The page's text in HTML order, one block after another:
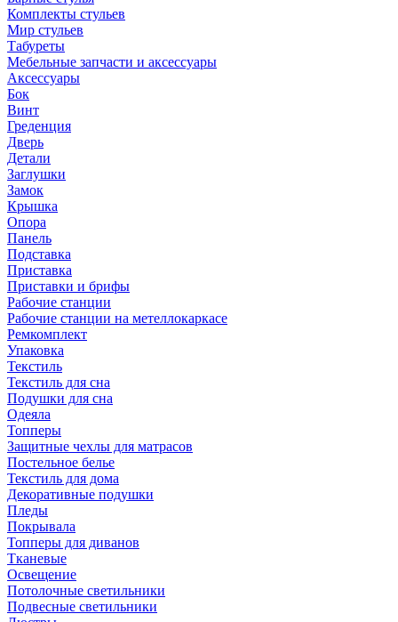
Комплекты стульев
Мир стульев
Табуреты
Мебельные запчасти и аксессуары
Аксессуары
Бок
Винт
Греденция
Дверь
Детали
Заглушки
Замок
Крышка
Опора
Панель
Подставка
Приставка
Приставки и брифы
Рабочие станции
Рабочие станции на метеллокаркасе
Ремкомплект
Упаковка
Текстиль
Текстиль для сна
Подушки для сна
Одеяла
Топперы
Защитные чехлы для матрасов
Постельное белье
Текстиль для дома
Декоративные подушки
Пледы
Покрывала
Топперы для диванов
Тканевые
Освещение
Потолочные светильники
Подвесные светильники